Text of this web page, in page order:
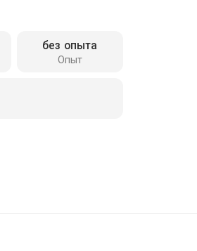
Опыт
без опыта